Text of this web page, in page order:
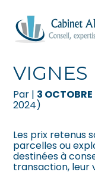
Aller
au
Créer et
Gérer votre
Piloter votre
Construire votre
Pilotez votre
Suivre votre
Gérer vos
VIGNES
Par | 3
2024)
Les prix retenus
parcelles ou
destinées à
transaction, leur